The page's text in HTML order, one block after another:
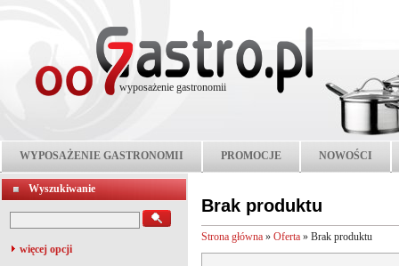
wyposażenie gastronomii
WYPOSAŻENIE GASTRONOMII PROMOCJE NOWOŚCI
Wyszukiwanie
więcej opcji
Brak produktu
Strona główna » Oferta » Brak produktu